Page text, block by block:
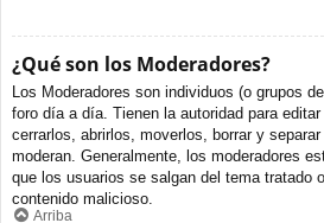
¿Qué son los Moderadores?
Los Moderadores son individuos (o grupos
foro día a día. Tienen la autoridad para
cerrarlos, abrirlos, moverlos, borrar y
moderan. Generalmente, los moderadores
que los usuarios se salgan del tema tratado
contenido malicioso.
Arriba